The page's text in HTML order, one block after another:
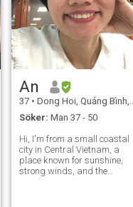
An
37 • Dong Hoi, Quảng Bình, Vietnam
Söker: Man 37 - 50
Hi, I'm from a small coastal
city in Central Vietnam, a
place known for sunshine,
strong winds, and the